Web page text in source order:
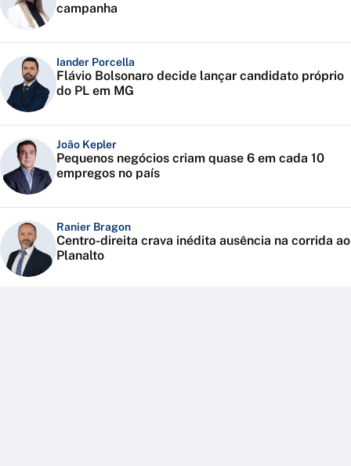
campanha
Iander Porcella
Flávio Bolsonaro decide lançar candidato próprio
do PL em MG
João Kepler
Pequenos negócios criam quase 6 em cada 10
empregos no país
Ranier Bragon
Centro-direita crava inédita ausência na corrida ao
Planalto